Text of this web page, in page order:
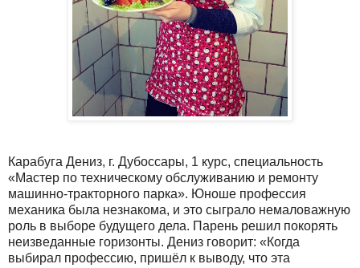
Карабуга Дениз, г. Дубоссары, 1 курс, специальность
«Мастер по техническому обслуживанию и ремонту
машинно-тракторного парка». Юноше профессия
механика была незнакома, и это сыграло немаловажную
роль в выборе будущего дела. Парень решил покорять
неизведанные горизонты. Дениз говорит: «Когда
выбирал профессию, пришёл к выводу, что эта